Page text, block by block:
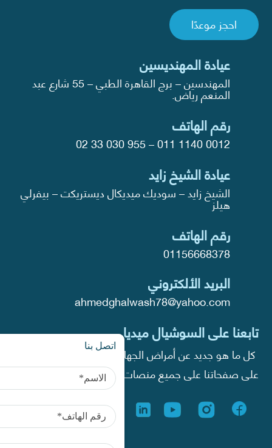
البريد الألكتروني
ahmedghalwash78@yahoo.com
تابعنا على السوشيال ميديا
كل ما هو جديد عن أمراض الجهاز الهضمي والكبد تجده
على صفحاتنا على جميع منصات التواصل الاجتماعي.
عيادة المهنديسين
المهندسين – برج القاهرة الطبي – 55 شارع عبد
المنعم رياض.
رقم الهاتف
02 33 030 955–011 1140 0012
عيادة الشيخ زايد
هيلز
رقم الهاتف
01156668378
احجز موعدًا
اتصل بنا